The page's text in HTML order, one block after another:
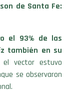
de Santa Fe:
el 93% de las
también en su
el vector estuvo
se observaron